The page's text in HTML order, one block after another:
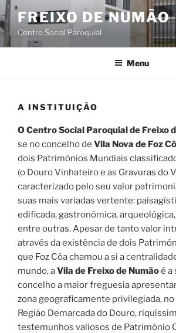
Saltar
para
o
conteúdo
FREIXO DE NUMÃO
Centro Social Paroquial
Menu
A INSTITUIÇÃO
O Centro Social Paroquial de Freixo
se no concelho de Vila Nova de Foz
dois Patrimónios Mundiais
(o Douro Vinhateiro e as Gravuras do
caracterizado pelo seu valor
suas mais variadas vertente:
edificada, gastronómica,
entre outras. Apesar de tanto valor
através da existência de dois
que Foz Côa chamou a si a
mundo, aVila de Freixo de Numãoé a
concelho a maior freguesia
zona geograficamente privilegiada, no
Região Demarcada do Douro,
testemunhos valiosos de Património